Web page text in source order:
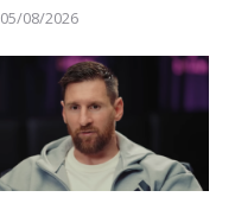
Posted
05/08/2026